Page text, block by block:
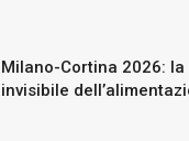
Milano-Cortina 2026:
invisibile